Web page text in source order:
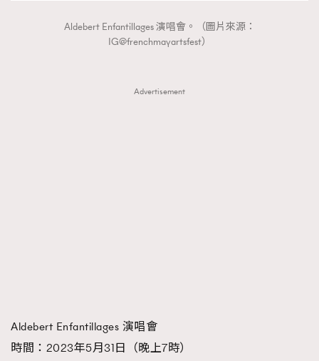
Aldebert Enfantillages 演唱會。（圖片來源：
IG@frenchmayartsfest）
Advertisement
Aldebert Enfantillages 演唱會
時間：2023年5月31日（晚上7時）